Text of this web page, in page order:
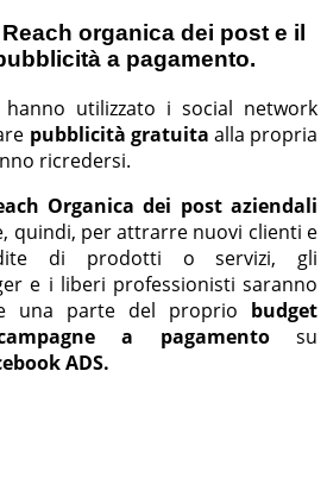
organica dei post e il
a pagamento.
utilizzato i social network
pubblicità gratuita alla propria
ricredersi.
Organica dei post aziendali
quindi, per attrarre nuovi clienti e
di prodotti o servizi, gli
e i liberi professionisti saranno
una parte del proprio budget
a pagamentosu
ADS.